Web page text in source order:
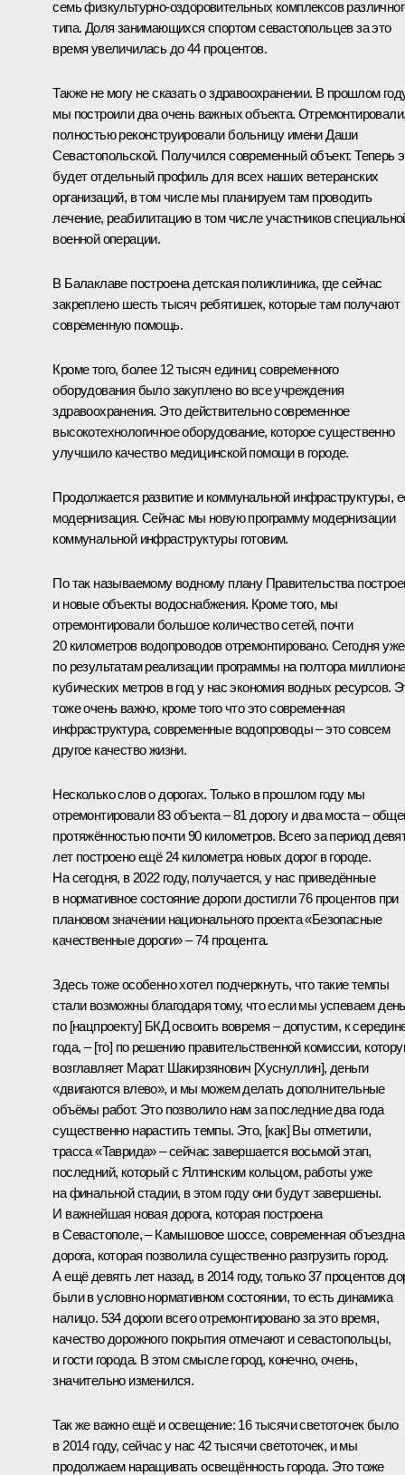
семь физкультурно-оздоровительных комплексов
типа. Доля занимающихся спортом севастопольцев за это
время увеличилась до 44 процентов.
Также не могу не сказать о здравоохранении. В прошлом
мы построили два очень важных объекта.
полностью реконструировали больницу имени Даши
Севастопольской. Получился современный объект. Теперь
будет отдельный профиль для всех наших ветеранских
организаций, в том числе мы планируем там проводить
лечение, реабилитацию в том числе участников
военной операции.
В Балаклаве построена детская поликлиника, где сейчас
закреплено шесть тысяч ребятишек, которые там получают
современную помощь.
Кроме того, более 12 тысяч единиц современного
оборудования было закуплено во все учреждения
здравоохранения. Это действительно современное
высокотехнологичное оборудование, которое существенно
улучшило качество медицинской помощи в городе.
Продолжается развитие и коммунальной инфраструктуры,
модернизация. Сейчас мы новую программу модернизации
коммунальной инфраструктуры готовим.
По так называемому водному плану Правительства
и новые объекты водоснабжения. Кроме того, мы
отремонтировали большое количество сетей, почти
20 километров водопроводов отремонтировано. Сегодня уже
по результатам реализации программы на полтора
кубических метров в год у нас экономия водных ресурсов.
тоже очень важно, кроме того что это современная
инфраструктура, современные водопроводы – это совсем
другое качество жизни.
Несколько слов о дорогах. Только в прошлом году мы
отремонтировали 83 объекта – 81 дорогу и два моста –
протяжённостью почти 90 километров. Всего за период
лет построено ещё 24 километра новых дорог в городе.
На сегодня, в 2022 году, получается, у нас приведённые
в нормативное состояние дороги достигли 76 процентов при
плановом значении национального проекта «Безопасные
качественные дороги» – 74 процента.
Здесь тоже особенно хотел подчеркнуть, что такие темпы
стали возможны благодаря тому, что если мы успеваем
по [нацпроекту] БКД освоить вовремя – допустим, к
года, – [то] по решению правительственной комиссии,
возглавляет Марат Шакирзянович [Хуснуллин], деньги
«двигаются влево», и мы можем делать дополнительные
объёмы работ. Это позволило нам за последние два года
существенно нарастить темпы. Это, [как] Вы отметили,
трасса «Таврида» – сейчас завершается восьмой этап,
последний, который с Ялтинским кольцом, работы уже
на финальной стадии, в этом году они будут завершены.
И важнейшая новая дорога, которая построена
в Севастополе, – Камышовое шоссе, современная
дорога, которая позволила существенно разгрузить город.
А ещё девять лет назад, в 2014 году, только 37 процентов
были в условно нормативном состоянии, то есть динамика
налицо. 534 дороги всего отремонтировано за это время,
качество дорожного покрытия отмечают и севастопольцы,
и гости города. В этом смысле город, конечно, очень,
значительно изменился.
Так же важно ещё и освещение: 16 тысячи светоточек было
в 2014 году, сейчас у нас 42 тысячи светоточек, и мы
продолжаем наращивать освещённость города. Это тоже